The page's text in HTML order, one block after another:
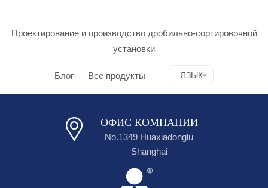
Проектирование и производство дробильно-сортировочной
установки
Блог Все продукты ЯЗЫК
ОФИС КОМПАНИИ
No.1349 Huaxiadonglu
Shanghai